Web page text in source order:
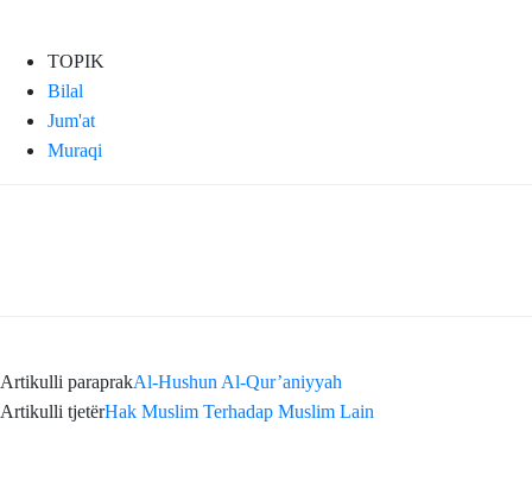
TOPIK
Bilal
Jum'at
Muraqi
Artikulli paraprakAl-Hushun Al-Qur’aniyyah
Artikulli tjetërHak Muslim Terhadap Muslim Lain